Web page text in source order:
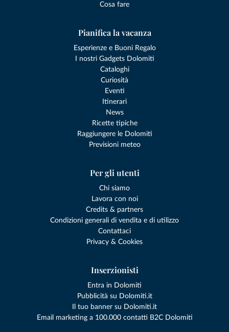
Cosa fare
Pianifica la vacanza
Esperienze e Buoni Regalo
I nostri Gadgets Dolomiti
Cataloghi
Curiosità
Eventi
Itinerari
News
Ricette tipiche
Raggiungere le Dolomiti
Previsioni meteo
Per gli utenti
Chi siamo
Lavora con noi
Credits & partners
Condizioni generali di vendita e di utilizzo
Contattaci
Privacy & Cookies
Inserzionisti
Entra in Dolomiti
Pubblicità su Dolomiti.it
Il tuo banner su Dolomiti.it
Email marketing a 100.000 contatti B2C Dolomiti